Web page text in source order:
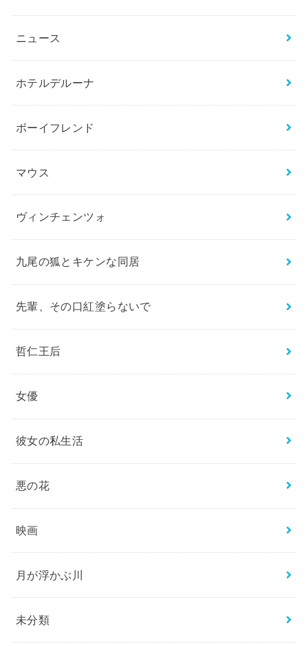
ニュース
ホテルデルーナ
ボーイフレンド
マウス
ヴィンチェンツォ
九尾の狐とキケンな同居
先輩、その口紅塗らないで
哲仁王后
女優
彼女の私生活
悪の花
映画
月が浮かぶ川
未分類